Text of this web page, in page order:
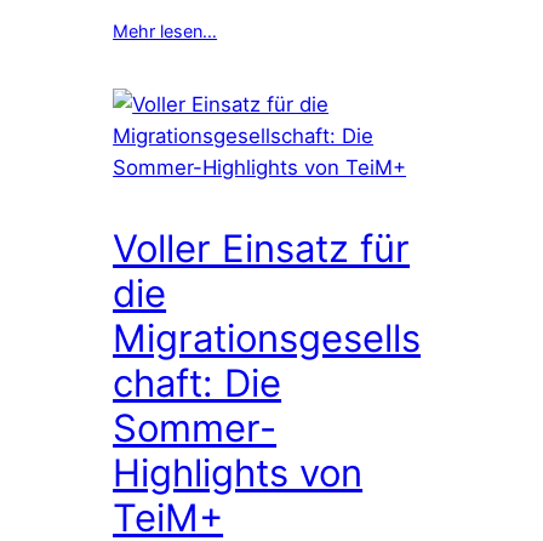
Mehr lesen…
Voller Einsatz für
die
Migrationsgesells
chaft: Die
Sommer-
Highlights von
TeiM+